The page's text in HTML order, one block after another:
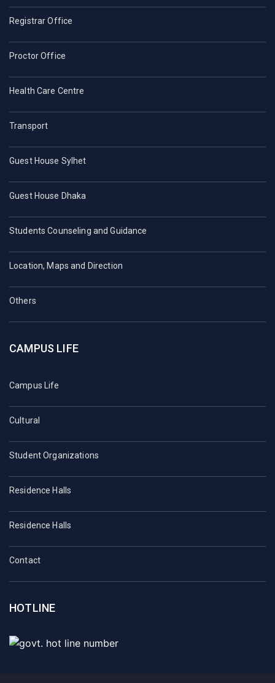
Registrar Office
Proctor Office
Health Care Centre
Transport
Guest House Sylhet
Guest House Dhaka
Students Counseling and Guidance
Location, Maps and Direction
Others
CAMPUS LIFE
Campus Life
Cultural
Student Organizations
Residence Halls
Residence Halls
Contact
HOTLINE